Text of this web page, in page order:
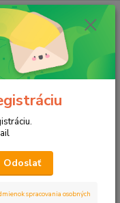
úpravami.
za
Odoslať
spracovania osobných